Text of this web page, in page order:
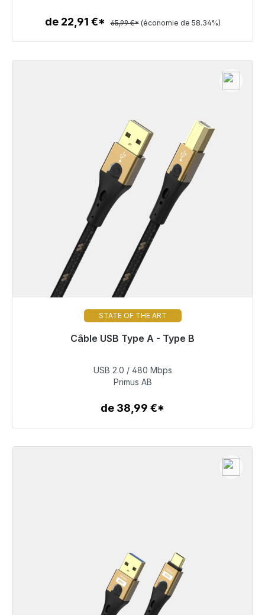
Détails
de 22,91 €* 65,99 €* (économie de 58.34%)
STATE OF THE ART
Câble USB Type A - Type B
Bientôt à nouveau disponible
60,99 €
Détails
USB 2.0 / 480 Mbps
Primus AB
de 38,99 €*